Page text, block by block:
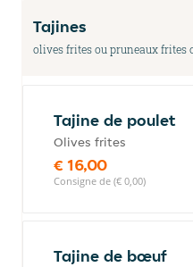
Tajines
olives frites ou pruneaux frites
Tajine de poulet
Olives frites
€ 16,00
Consigne de (€ 0,00)
Tajine de bœuf